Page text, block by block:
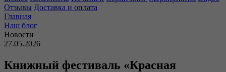
Отзывы Доставка и оплата
Главная
Наш блог
Новости
27.05.2026
Книжный фестиваль «‎Красная